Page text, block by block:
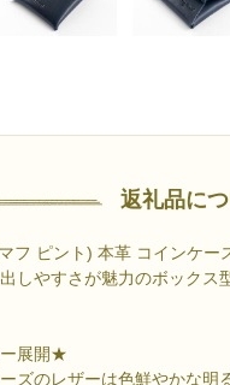
返礼品に
フ ピント) 本革 コインケー
しやすさが魅力のボックス
展開★
ズのレザーは色鮮やかな明